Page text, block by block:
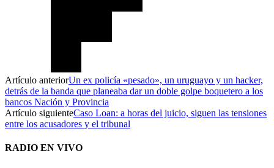
Artículo anteriorUn ex policía «pesado», un uruguayo y un hacker,
detrás de la banda que planeaba dar un doble golpe boquetero a los
bancos Nación y Provincia
Artículo siguienteCaso Loan: a horas del juicio, siguen las tensiones
entre los acusadores y el tribunal
RADIO EN VIVO